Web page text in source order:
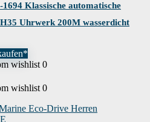
Klassische automatische
Uhrwerk 200M wasserdicht
wishlist 0
wishlist 0